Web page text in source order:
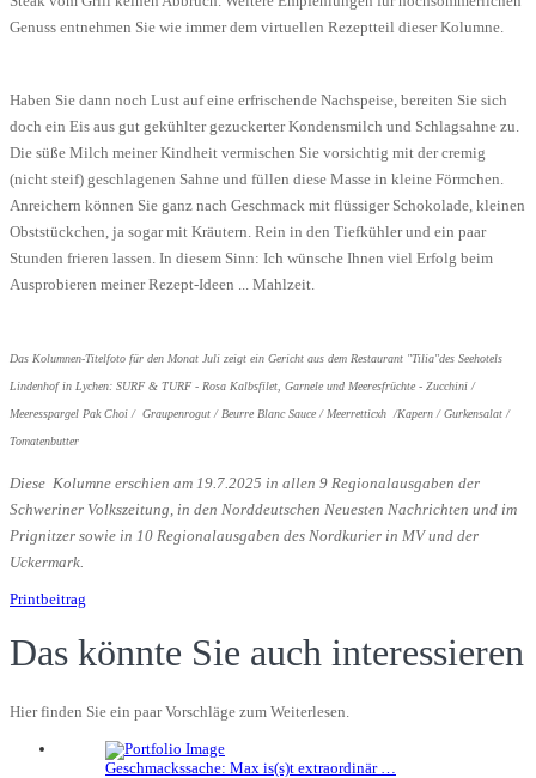
Genuss entnehmen Sie wie immer dem virtuellen Rezeptteil dieser Kolumne.
Haben Sie dann noch Lust auf eine erfrischende Nachspeise, bereiten Sie sich
doch ein Eis aus gut gekühlter gezuckerter Kondensmilch und Schlagsahne zu.
Die süße Milch meiner Kindheit vermischen Sie vorsichtig mit der cremig
(nicht steif) geschlagenen Sahne und füllen diese Masse in kleine Förmchen.
Anreichern können Sie ganz nach Geschmack mit flüssiger Schokolade, kleinen
Obststückchen, ja sogar mit Kräutern. Rein in den Tiefkühler und ein paar
Stunden frieren lassen. In diesem Sinn: Ich wünsche Ihnen viel Erfolg beim
Ausprobieren meiner Rezept-Ideen ... Mahlzeit.
Das Kolumnen-Titelfoto für den Monat Juli zeigt ein Gericht aus dem Restaurant "Tilia"des Seehotels
Lindenhof in Lychen: SURF & TURF - Rosa Kalbsfilet, Garnele und Meeresfrüchte - Zucchini /
Meeresspargel Pak Choi / Graupenrogut / Beurre Blanc Sauce / Meerretticxh /Kapern / Gurkensalat /
Tomatenbutter
Diese Kolumne erschien am 19.7.2025 in allen 9 Regionalausgaben der
Schweriner Volkszeitung, in den Norddeutschen Neuesten Nachrichten und im
Prignitzer sowie in 10 Regionalausgaben des Nordkurier in MV und der
Uckermark.
Printbeitrag
Das könnte Sie auch interessieren
Hier finden Sie ein paar Vorschläge zum Weiterlesen.
Geschmackssache: Max is(s)t extraordinär …